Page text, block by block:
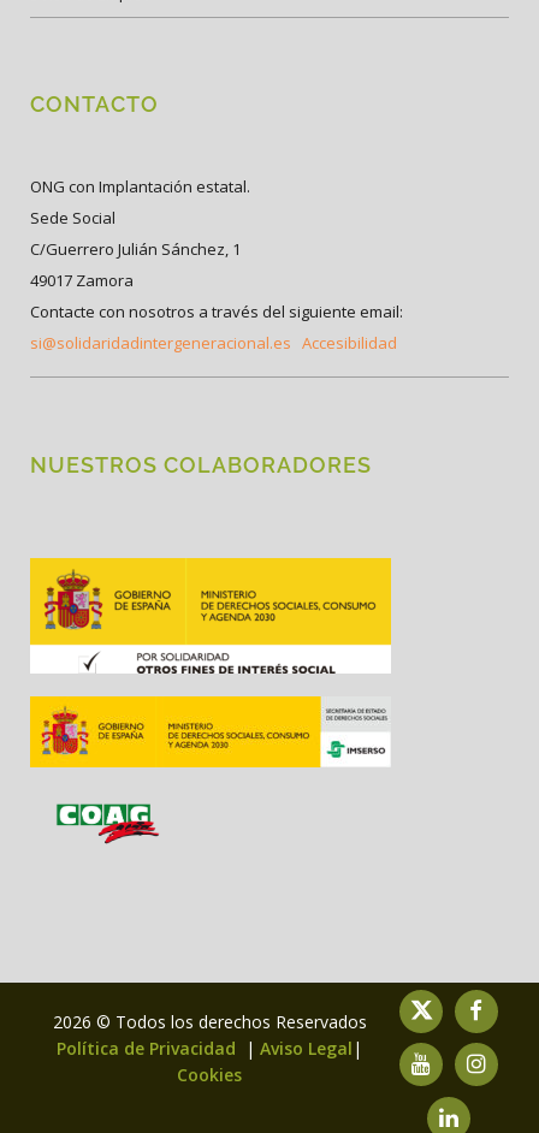
CONTACTO
ONG con Implantación estatal.
Sede Social
C/Guerrero Julián Sánchez, 1
49017 Zamora
Contacte con nosotros a través del siguiente email:
si@solidaridadintergeneracional.es Accesibilidad
NUESTROS COLABORADORES
2026 © Todos los derechos Reservados
Política de Privacidad
| Aviso Legal |
Cookies